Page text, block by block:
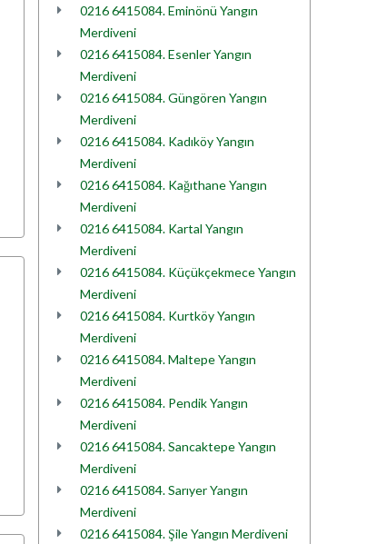
0216 6415084. Eminönü Yangın
Merdiveni
0216 6415084. Esenler Yangın
Merdiveni
0216 6415084. Güngören Yangın
Merdiveni
0216 6415084. Kadıköy Yangın
Merdiveni
0216 6415084. Kağıthane Yangın
Merdiveni
0216 6415084. Kartal Yangın
Merdiveni
0216 6415084. Küçükçekmece Yangın
Merdiveni
0216 6415084. Kurtköy Yangın
Merdiveni
0216 6415084. Maltepe Yangın
Merdiveni
0216 6415084. Pendik Yangın
Merdiveni
0216 6415084. Sancaktepe Yangın
Merdiveni
0216 6415084. Sarıyer Yangın
Merdiveni
0216 6415084. Şile Yangın Merdiveni